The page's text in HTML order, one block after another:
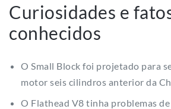
Curiosidades e
conhecidos
O Small Block foi projetado para
motor seis cilindros anterior da
O Flathead V8 tinha problemas de